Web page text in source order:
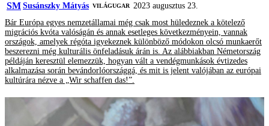
SM Susánszky Mátyás VILÁGUGAR 2023 augusztus 23.
Bár Európa egyes nemzetállamai még csak most hüledeznek a kötelező
migrációs kvóta valóságán és annak esetleges következményein, vannak
országok, amelyek régóta igyekeznek különböző módokon olcsó munkaerőt
beszerezni még kulturális önfeladásuk árán is. Az alábbiakban Németország
példáján keresztül elemezzük, hogyan vált a vendégmunkások évtizedes
alkalmazása során bevándorlóországgá, és mit is jelent valójában az európai
kultúrára nézve a „Wir schaffen das!”.